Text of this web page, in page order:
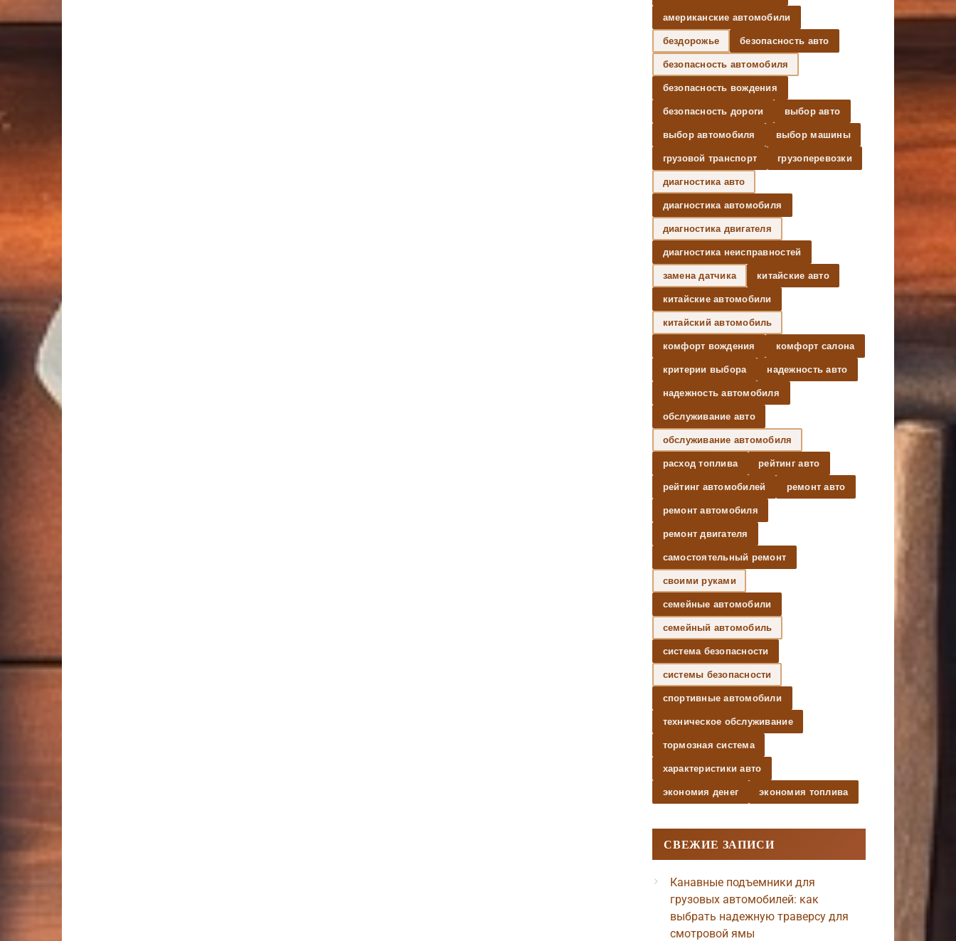
американские автомобили
бездорожье безопасность авто
безопасность автомобиля
безопасность вождения
безопасность дороги выбор авто
выбор автомобиля выбор машины
грузовой транспорт грузоперевозки
диагностика авто
диагностика автомобиля
диагностика двигателя
диагностика неисправностей
замена датчика китайские авто
китайские автомобили
китайский автомобиль
комфорт вождения комфорт салона
критерии выбора надежность авто
надежность автомобиля
обслуживание авто
обслуживание автомобиля
расход топлива рейтинг авто
рейтинг автомобилей ремонт авто
ремонт автомобиля
ремонт двигателя
самостоятельный ремонт
своими руками
семейные автомобили
семейный автомобиль
система безопасности
системы безопасности
спортивные автомобили
техническое обслуживание
тормозная система
характеристики авто
экономия денег экономия топлива
СВЕЖИЕ ЗАПИСИ
Канавные подъемники для
грузовых автомобилей: как
выбрать надежную траверсу для
смотровой ямы